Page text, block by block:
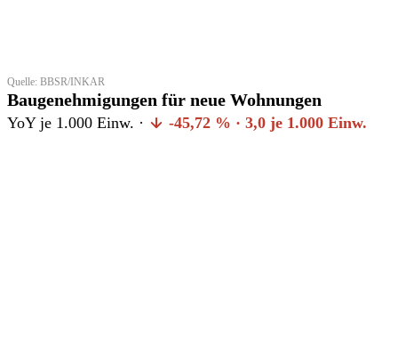
Quelle: BBSR/INKAR
Baugenehmigungen für neue Wohnungen
YoY je 1.000 Einw. · -45,72 % · 3,0 je 1.000 Einw.